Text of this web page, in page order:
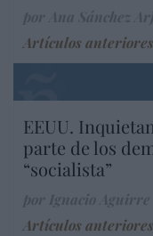
Artículos anteriores
EEUU.
parte de los
“socialista”
Artículos anteriores